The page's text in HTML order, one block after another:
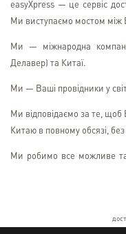
easyXpress — це сервіс
Ми виступаємо мостом між
Ми — міжнародна
Делавер) та Китаї.
Ми — Ваші провідники у
Ми відповідаємо за те,
Китаю в повному обсязі,
Ми робимо все можливе